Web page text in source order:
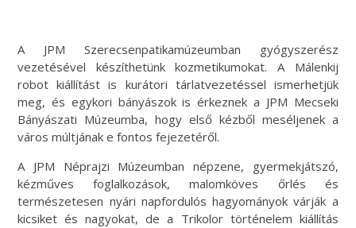
A JPM Szerecsenpatikamúzeumban gyógyszerész
vezetésével készíthetünk kozmetikumokat. A Málenkij
robot kiállítást is kurátori tárlatvezetéssel ismerhetjük
meg, és egykori bányászok is érkeznek a JPM Mecseki
Bányászati Múzeumba, hogy első kézből meséljenek a
város múltjának e fontos fejezetéről.
A JPM Néprajzi Múzeumban népzene, gyermekjátszó,
kézműves foglalkozások, malomköves őrlés és
természetesen nyári napfordulós hagyományok várják a
kicsiket és nagyokat, de a Trikolor történelem kiállítás